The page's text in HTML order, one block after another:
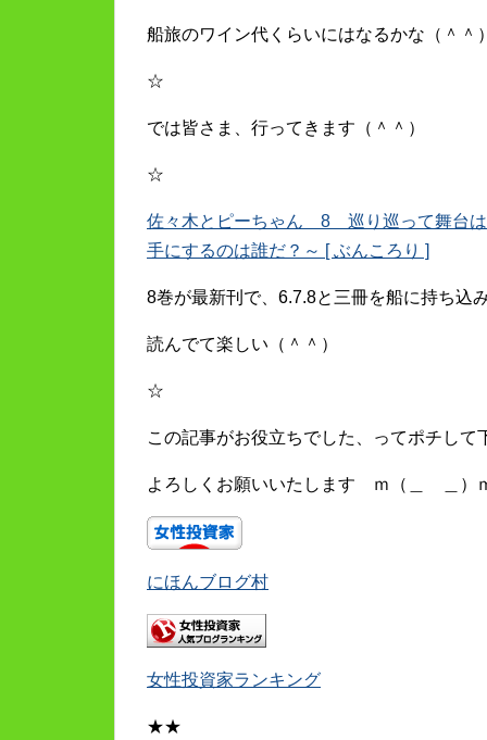
船旅のワイン代くらいにはなるかな（＾＾
☆
では皆さま、行ってきます（＾＾）
☆
佐々木とピーちゃん 8 巡り巡って舞台
手にするのは誰だ？～ [ ぶんころり ]
8巻が最新刊で、6.7.8と三冊を船に持ち込
読んでて楽しい（＾＾）
☆
この記事がお役立ちでした、ってポチして
よろしくお願いいたします ｍ（＿ ＿）
にほんブログ村
女性投資家ランキング
★★